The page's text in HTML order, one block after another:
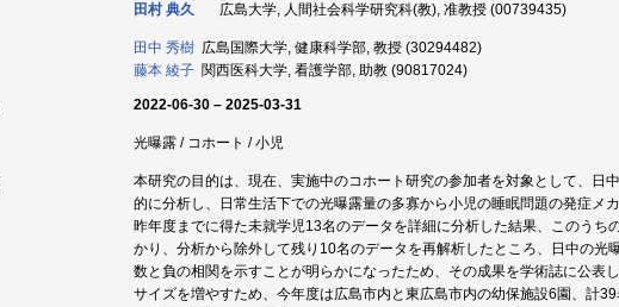
田村 典久 広島大学, 人間社会科学研究科(教), 准教授 (00739435)
田中 秀樹 広島国際大学, 健康科学部, 教授 (30294482)
藤本 綾子 関西医科大学, 看護学部, 助教 (90817024)
2022-06-30 – 2025-03-31
光曝露 / コホート / 小児
本研究の目的は、現在、実施中のコホート研究の参加者を対象として、
的に分析し、日常生活下での光曝露量の多寡から小児の睡眠問題の発症
昨年度までに得た未就学児13名のデータを詳細に分析した結果、このう
かり、分析から除外して残り10名のデータを再解析したところ、日中の
数と負の相関を示すことが明らかになったため、その成果を学術誌に公
サイズを増やすため、今年度は広島市内と東広島市内の幼保施設6園、計